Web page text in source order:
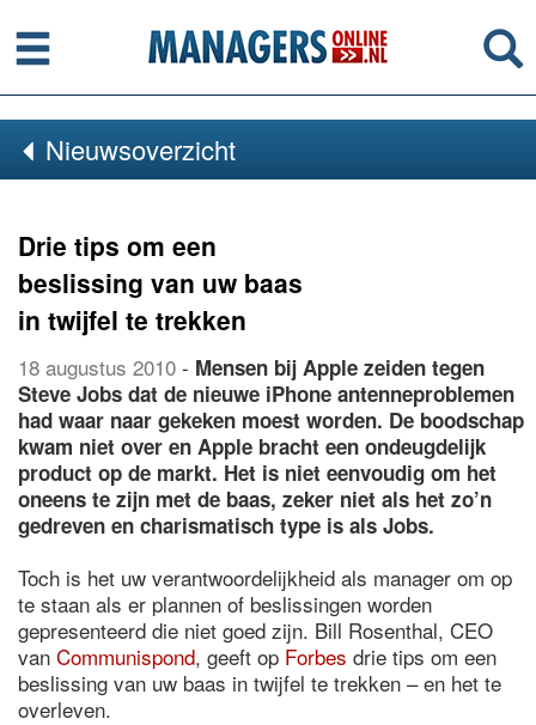
Menu
Nieuwsoverzicht
Drie tips om een
beslissing van uw baas
in twijfel te trekken
18 augustus 2010 - Mensen bij Apple zeiden tegen
Steve Jobs dat de nieuwe iPhone antenneproblemen
had waar naar gekeken moest worden. De boodschap
kwam niet over en Apple bracht een ondeugdelijk
product op de markt. Het is niet eenvoudig om het
oneens te zijn met de baas, zeker niet als het zo’n
gedreven en charismatisch type is als Jobs.
Toch is het uw verantwoordelijkheid als manager om op
te staan als er plannen of beslissingen worden
gepresenteerd die niet goed zijn. Bill Rosenthal, CEO
van Communispond, geeft op Forbes drie tips om een
beslissing van uw baas in twijfel te trekken – en het te
overleven.